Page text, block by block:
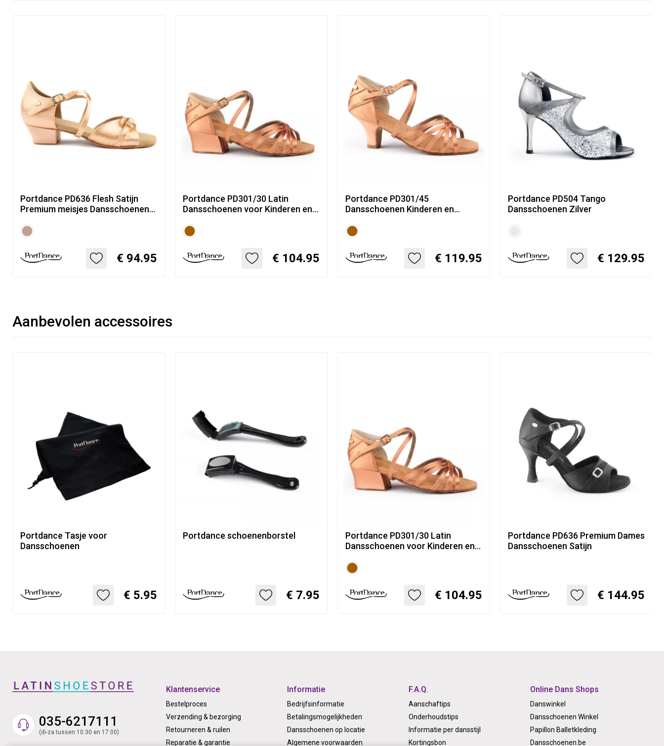
Portdance PD636 Flesh Satijn
Premium meisjes Dansschoenen
€ 94.95
Portdance PD301/30 Latin
Dansschoenen voor Kinderen en
€ 104.95
Portdance PD301/45
Dansschoenen Kinderen en
€ 119.95
Portdance PD504 Tango
Dansschoenen Zilver
€ 129.95
Aanbevolen accessoires
Portdance Tasje voor
Dansschoenen
€ 5.95
Portdance schoenenborstel
€ 7.95
Portdance PD301/30 Latin
Dansschoenen voor Kinderen en
€ 104.95
Portdance PD636 Premium Dames
Dansschoenen Satijn
€ 144.95
035-6217111
(di-za tussen 10:30 en 17:00)
Klantenservice
Bestelproces
Verzending & bezorging
Retourneren & ruilen
Reparatie & garantie
Informatie
Bedrijfsinformatie
Betalingsmogelijkheden
Dansschoenen op locatie
Algemene voorwaarden
F.A.Q.
Aanschaftips
Onderhoudstips
Informatie per dansstijl
Kortingsbon
Online Dans Shops
Danswinkel
Dansschoenen Winkel
Papillon Balletkleding
Dansschoenen.be